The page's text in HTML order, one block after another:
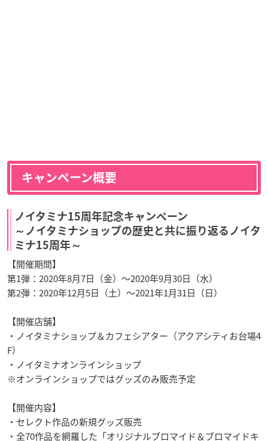
キャンペーン概要
ノイタミナ15周年記念キャンペーン
～ノイタミナショップの歴史と共に振り返るノイタ
ミナ15周年～
【開催期間】
第1弾：2020年8月7日（金）～2020年9月30日（水）
第2弾：2020年12月5日（土）～2021年1月31日（日）
【開催店舗】
・ノイタミナショップ＆カフェシアター（アクアシティお台場4
F）
・ノイタミナオンラインショップ
※オンラインショップではグッズのみ販売予定
【開催内容】
・セレクト作品の新規グッズ販売
・全70作品を網羅した「オリジナルブロマイド＆ブロマイドキ